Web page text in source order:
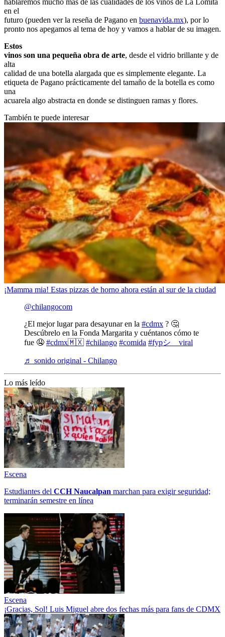
en el
futuro (pueden ver la reseña de Pagano en buenavida.mx), por lo
pronto nos apegamos al tema de hoy y vamos a hablar de su imagen.
Estos
vinos son una pequeña obra de arte, desde el vidrio brillante y de
alta
calidad de una botella alargada que es simplemente elegante. La
etiqueta de Pagano prácticamente del tamaño de la botella es como
una
acuarela algo abstracta en donde se distinguen ramas y flores.
También te puede interesar
¡Mamma mia! Estas pizzas de horno ahora están al sur de la ciudad
@chilangocom
¿El mejor lugar para desayunar en la #cdmx ? 🤔
Descúbrelo en la Fonda Margarita y cuéntanos cómo te
fue 🤤 #cdmx🇲🇽 #chilango #comida #fypシ゚viral
♬ sonido original - Chilango
Lo más leído
Escena
Estudiantes del CCH Naucalpan marchan para exigir seguridad;
terminarán semestre en línea
Escena
¡Gracias, Sol! Luis Miguel abre dos fechas más para fans de CDMX